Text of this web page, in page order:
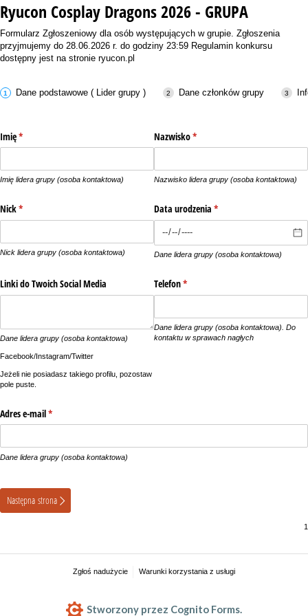
Ryucon Cosplay Dragons 2026 - GRUPA
Formularz Zgłoszeniowy dla osób występujących w grupie. Zgłoszenia
przyjmujemy do 28.06.2026 r. do godziny 23:59 Regulamin konkursu
dostępny jest na stronie ryucon.pl
Dane podstawowe ( Lider grupy ) Dane członków grupy
Imię*
(wymagane)
Imię lidera grupy (osoba kontaktowa)
Nazwisko*
(wymagane)
Nazwisko lidera grupy (osoba kontaktowa)
Nick*
(wymagane)
Nick lidera grupy (osoba kontaktowa)
Data urodzenia *
(wymagane)
Dane lidera grupy (osoba kontaktowa)
Linki do Twoich Social Media
Dane lidera grupy (osoba kontaktowa)
Facebook/Instagram/Twitter
Jeżeli nie posiadasz takiego profilu, pozostaw
pole puste.
Telefon*
(wymagane)
Dane lidera grupy (osoba kontaktowa). Do
kontaktu w sprawach nagłych
Adres e-mail*
(wymagane)
Dane lidera grupy (osoba kontaktowa)
Następna strona
Zgłoś nadużycie Warunki korzystania z usługi
Stworzony przez Cognito Forms.